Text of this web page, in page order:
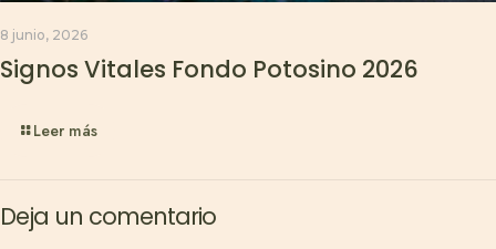
8 junio, 2026
Signos Vitales Fondo Potosino 2026
Leer más
Deja un comentario